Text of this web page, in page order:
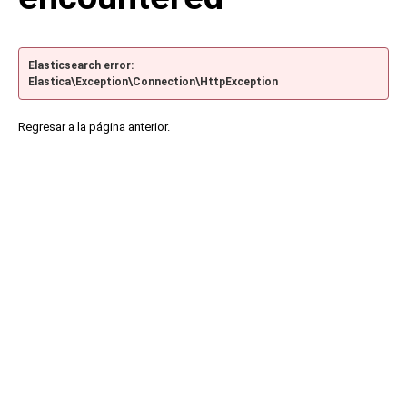
Elasticsearch error:
Elastica\Exception\Connection\HttpException
Regresar a la página anterior.